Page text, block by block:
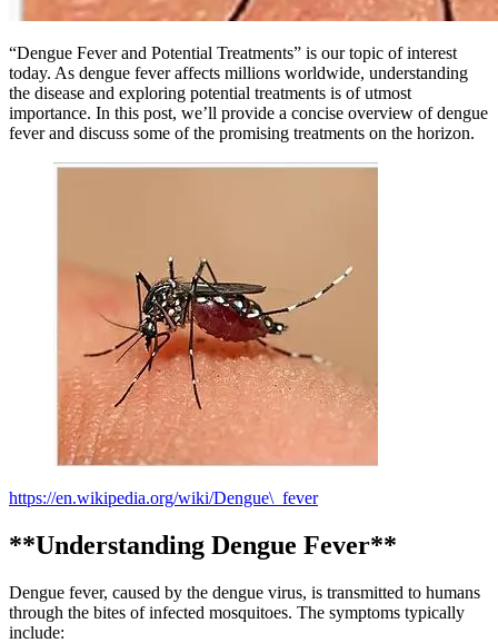
“Dengue Fever and Potential Treatments” is our topic of interest
today. As dengue fever affects millions worldwide, understanding
the disease and exploring potential treatments is of utmost
importance. In this post, we’ll provide a concise overview of dengue
fever and discuss some of the promising treatments on the horizon.
https://en.wikipedia.org/wiki/Dengue\_fever
**Understanding Dengue Fever**
Dengue fever, caused by the dengue virus, is transmitted to humans
through the bites of infected mosquitoes. The symptoms typically
include: